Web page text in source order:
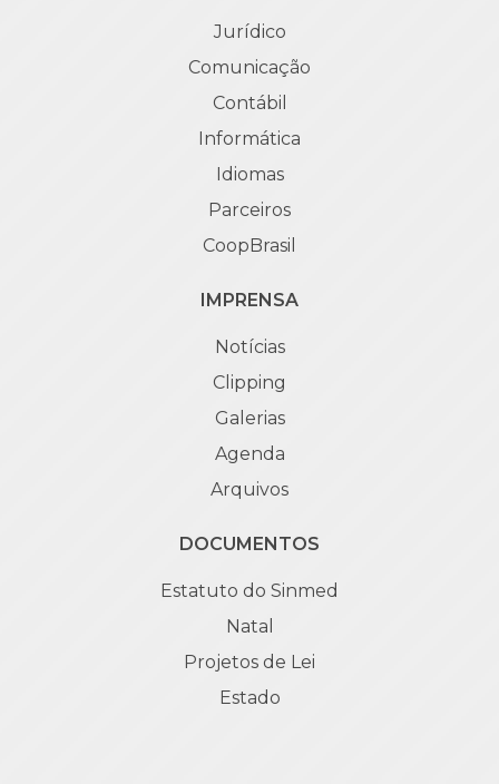
Jurídico
Comunicação
Contábil
Informática
Idiomas
Parceiros
CoopBrasil
IMPRENSA
Notícias
Clipping
Galerias
Agenda
Arquivos
DOCUMENTOS
Estatuto do Sinmed
Natal
Projetos de Lei
Estado